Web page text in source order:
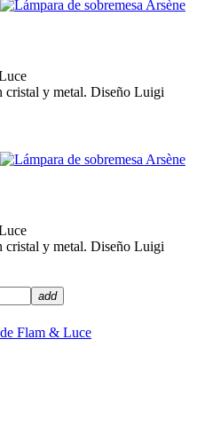
cristal y metal. Diseño Luigi
cristal y metal. Diseño Luigi
add